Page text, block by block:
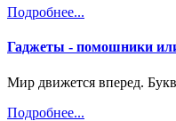
Подробнее...
Гаджеты - помошники
Мир движется вперед.
Подробнее...